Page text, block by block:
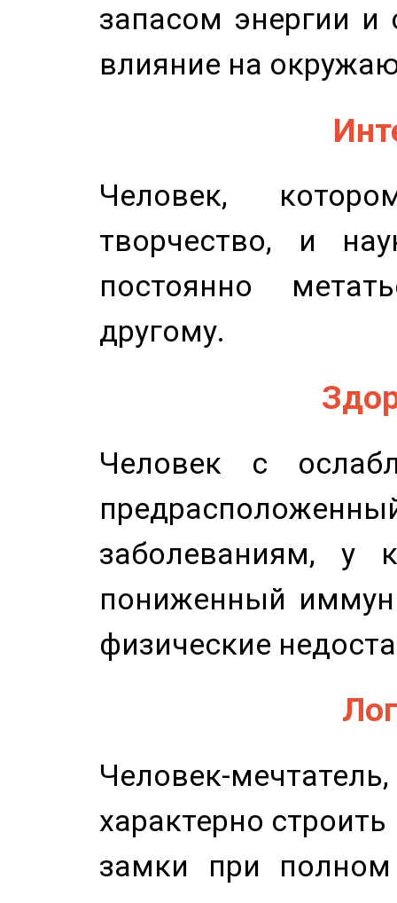
запасом энергии и
влияние на
Человек,
творчество, и
постоянно
другому.
Человек с
заболеваниям, у
пониженный
физические
Человек-
характерно
замки при полном